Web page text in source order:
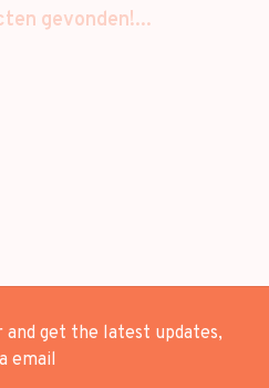
gevonden!...
get the latest updates,
email